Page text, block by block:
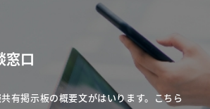
窓口
有掲示板の概要文がはいります。こちら